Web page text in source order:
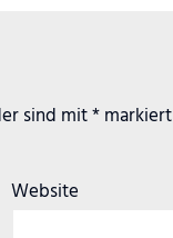
sind mit*markiert
Website